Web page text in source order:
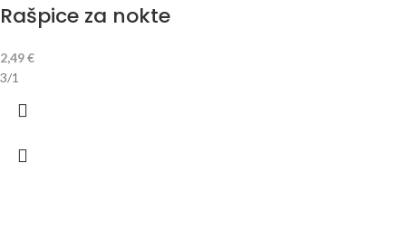
Rašpice za nokte
2,49€
3/1